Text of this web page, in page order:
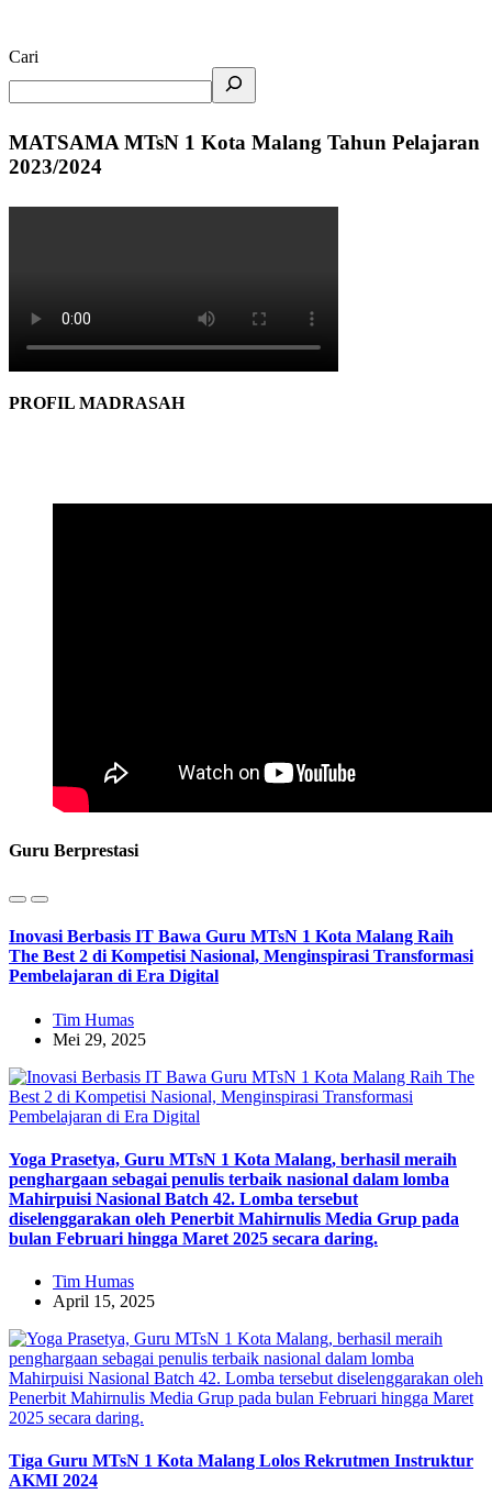
Cari
MATSAMA MTsN 1 Kota Malang Tahun Pelajaran
2023/2024
PROFIL MADRASAH
Guru Berprestasi
Inovasi Berbasis IT Bawa Guru MTsN 1 Kota Malang Raih
The Best 2 di Kompetisi Nasional, Menginspirasi Transformasi
Pembelajaran di Era Digital
Tim Humas
Mei 29, 2025
Yoga Prasetya, Guru MTsN 1 Kota Malang, berhasil meraih
penghargaan sebagai penulis terbaik nasional dalam lomba
Mahirpuisi Nasional Batch 42. Lomba tersebut
diselenggarakan oleh Penerbit Mahirnulis Media Grup pada
bulan Februari hingga Maret 2025 secara daring.
Tim Humas
April 15, 2025
Tiga Guru MTsN 1 Kota Malang Lolos Rekrutmen Instruktur
AKMI 2024